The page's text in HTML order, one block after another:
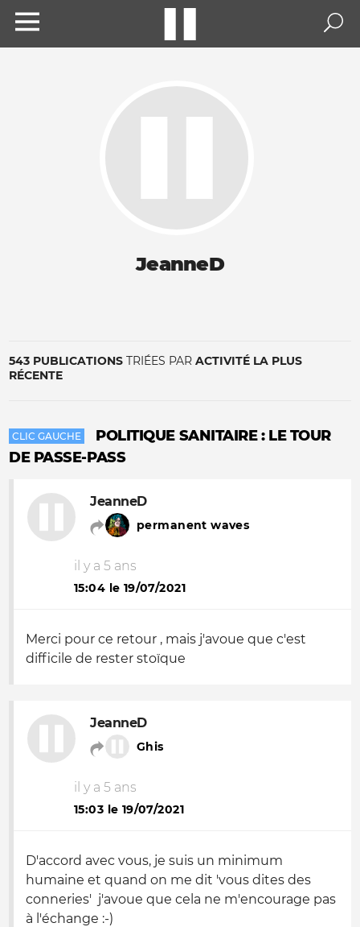
JeanneD
543 PUBLICATIONS TRIÉES PAR ACTIVITÉ LA PLUS
RÉCENTE
CLIC GAUCHE
POLITIQUE SANITAIRE : LE TOUR
DE PASSE-PASS
JeanneD
permanent waves
il y a 5 ans
15:04 le 19/07/2021
Merci pour ce retour , mais j'avoue que c'est
difficile de rester stoïque
JeanneD
Ghis
il y a 5 ans
15:03 le 19/07/2021
D'accord avec vous, je suis un minimum
humaine et quand on me dit 'vous dites des
conneries' j'avoue que cela ne m'encourage pas
à l'échange :-)